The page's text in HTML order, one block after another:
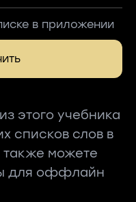
в приложении
этого учебника
списков слов в
можете
для оффлайн